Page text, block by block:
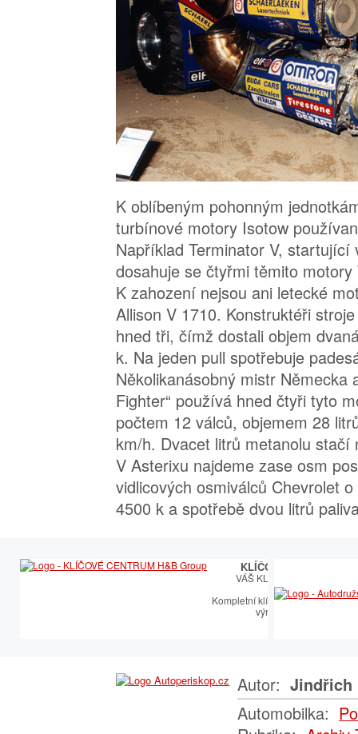
K oblíbeným pohonným
turbínové motory Isotow
Například Terminator V, startující
dosahuje se čtyřmi těmito
K zahození nejsou ani letecké
Allison V 1710. Konstruktéři
hned tři, čímž dostali objem
k. Na jeden pull spotřebuje
Několikanásobný mistr Německa
Fighter“ používá hned čtyři tyto
počtem 12 válců, objemem 28
km/h. Dvacet litrů metanolu stačí
V Asterixu najdeme zase osm
vidlicových osmiválců Chevrolet
4500 k a spotřebě dvou litrů
KLÍČOVÉ CENTRUM
VÁŠ KLÍČOVÝ PARTNER
Kompletní klíčařský sortiment
výroby autoklíčů
Autor: Jindřich
Automobilka: